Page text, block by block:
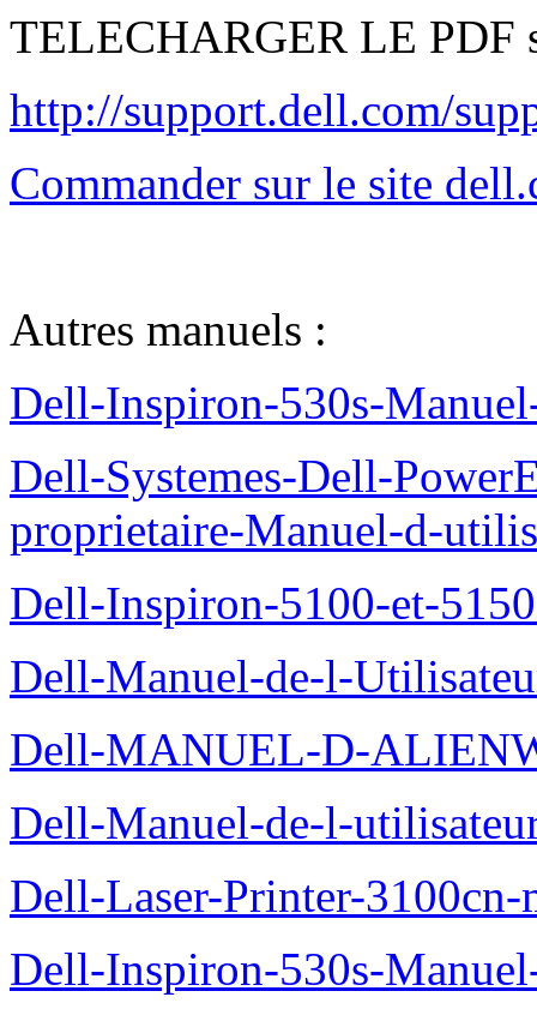
TELECHARGER LE PDF
http://support.dell.com/
Commander sur le site
Autres manuels :
Dell-Inspiron-530s-
Dell-Systemes-Dell-
proprietaire-Manuel-d-
Dell-Inspiron-5100-et-
Dell-Manuel-de-l-
Dell-MANUEL-D-
Dell-Manuel-de-l-
Dell-Laser-Printer-
Dell-Inspiron-530s-